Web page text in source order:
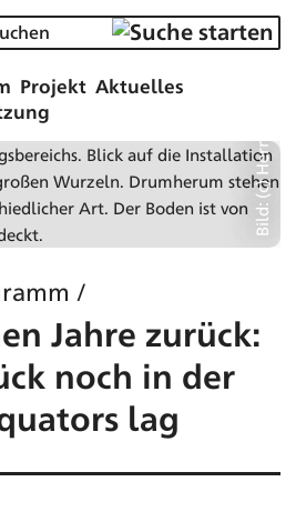
Projekt Aktuelles
Bild: (c) Hermann Pentermann
/
Jahre zurück:
noch in der
lag